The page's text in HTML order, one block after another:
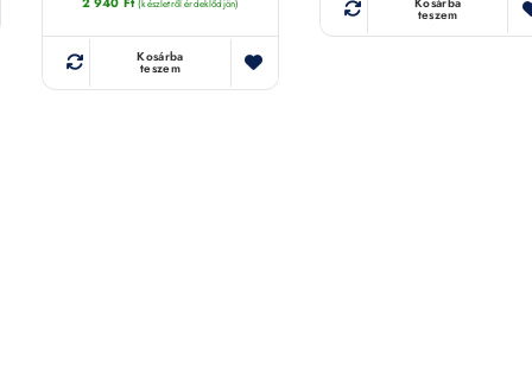
(készletről érdeklődjön)
Kosárba
teszem
teszem